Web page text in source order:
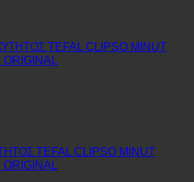
TEFAL CLIPSO MINUT
ORIGINAL